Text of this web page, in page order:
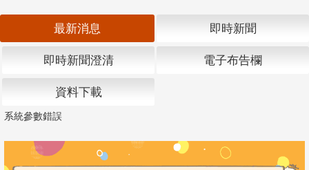
最新消息 即時新聞
即時新聞澄清 電子布告欄
資料下載
系統參數錯誤